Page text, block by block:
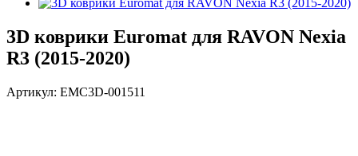
3D коврики Euromat для RAVON Nexia
R3 (2015-2020)
Артикул: EMC3D-001511